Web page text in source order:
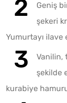
Geniş
şekeri
Yumurtayı ilave
Vanilin,
şekilde
kurabiye